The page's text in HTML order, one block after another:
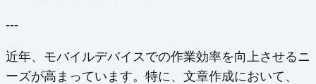
---
近年、モバイルデバイスでの作業効率を向上させるニ
ーズが高まっています。特に、文章作成において、